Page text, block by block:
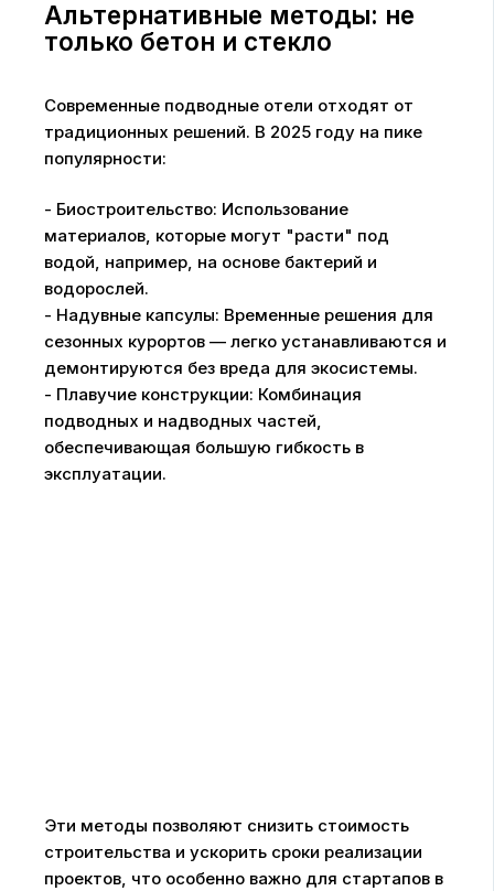
Альтернативные методы: не
только бетон и стекло
Современные подводные отели отходят от
традиционных решений. В 2025 году на пике
популярности:
- Биостроительство: Использование
материалов, которые могут "расти" под
водой, например, на основе бактерий и
водорослей.
- Надувные капсулы: Временные решения для
сезонных курортов — легко устанавливаются и
демонтируются без вреда для экосистемы.
- Плавучие конструкции: Комбинация
подводных и надводных частей,
обеспечивающая большую гибкость в
эксплуатации.
Эти методы позволяют снизить стоимость
строительства и ускорить сроки реализации
проектов, что особенно важно для стартапов в